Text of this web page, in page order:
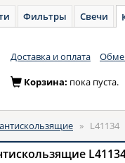
Фильтры Свечи
Доставка и оплата
Корзина: пока пуста.
антискользящие » L41134